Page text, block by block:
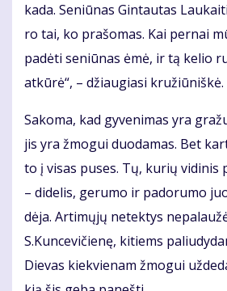
ka­da. Se­niū­nas Gin­tau­tas
ro tai, ko pra­šo­mas. Kai per­nai
pa­dė­ti se­niū­nas ėmė, ir tą ke­lio
at­kū­rė“, – džiau­gia­si kru­žiū­niš­kė.
Sa­ko­ma, kad gy­ve­ni­mas yra
jis yra žmo­gui duo­da­mas. Bet
to į vi­sas pu­ses. Tų, ku­rių vi­di­nis
– di­de­lis, ge­ru­mo ir pa­do­ru­mo
dė­ja. Ar­ti­mų­jų ne­tek­tys
S.Kun­ce­vi­čie­nę, ki­tiems
Die­vas kiek­vie­nam žmo­gui